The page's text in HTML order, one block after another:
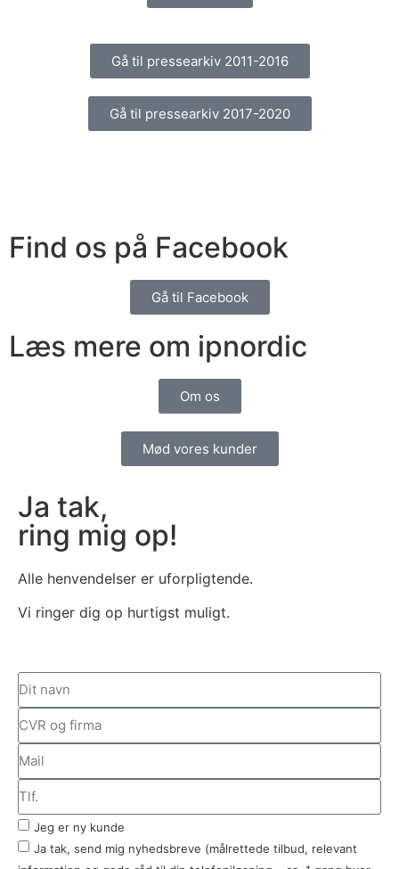
Gå til pressearkiv 2011-2016
Gå til pressearkiv 2017-2020
Find os på Facebook
Gå til Facebook
Læs mere om ipnordic
Om os
Mød vores kunder
Ja tak,
ring mig op!
Alle henvendelser er uforpligtende.
Vi ringer dig op hurtigst muligt.
Jeg er ny kunde
Ja tak, send mig nyhedsbreve (målrettede tilbud, relevant